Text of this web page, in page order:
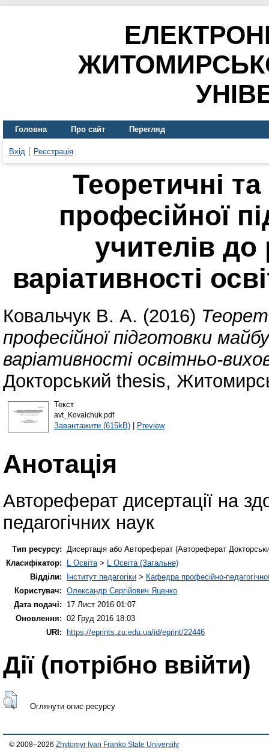
Головна Про сайт Перегляд
Вхід Реєстрація
Теоретичні
професійної
учителів
варіативності
Ковальчук В. А. (2016)
професійної підготовки
варіативності освітньо-
Докторський thesis,
Текст
avt_Kovalchuk.pdf
Завантажити (615kB)| Preview
Анотація
Автореферат дисертації на
педагогічних наук
Тип ресурсу:
Дисертація або Автореферат (Автореферат
Класифікатор:
L Освіта > L Освіта (Загальне)
Відділи:
Інститут педагогіки > Кафедра професійно-
Користувач: Олександр Сергійович Яценко
Дата подачі:
17 Лист 2016 01:07
Оновлення: 02 Груд 2016 18:03
URI: https://eprints.zu.edu.ua/id/eprint/22446
Дії ​​(потрібно ввійти)
Оглянути опис ресурсу
© 2008–2026 Zhytomyr Ivan Franko State University